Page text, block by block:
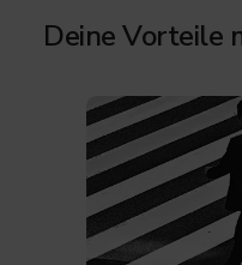
Deine Vorteile